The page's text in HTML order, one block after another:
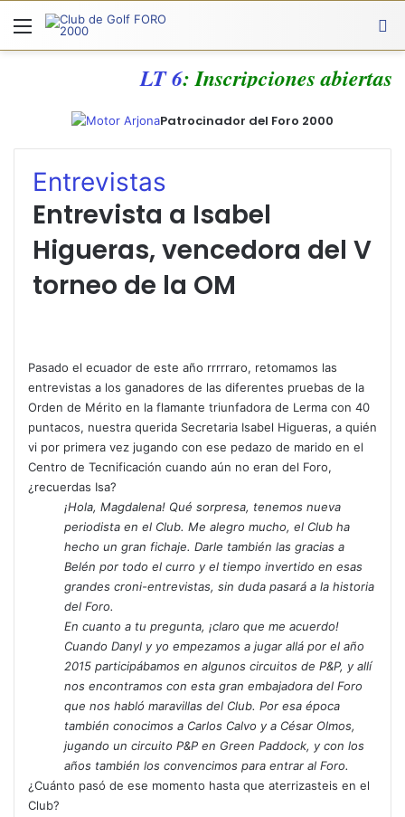
Menú
LT 6: Inscripciones abiertas
Patrocinador del Foro 2000
Entrevistas
Entrevista a Isabel
Higueras, vencedora del V
torneo de la OM
Pasado el ecuador de este año rrrrraro, retomamos las
entrevistas a los ganadores de las diferentes pruebas de la
Orden de Mérito en la flamante triunfadora de Lerma con 40
puntacos, nuestra querida Secretaria Isabel Higueras, a quién
vi por primera vez jugando con ese pedazo de marido en el
Centro de Tecnificación cuando aún no eran del Foro,
¿recuerdas Isa?
¡Hola, Magdalena! Qué sorpresa, tenemos nueva
periodista en el Club. Me alegro mucho, el Club ha
hecho un gran fichaje. Darle también las gracias a
Belén por todo el curro y el tiempo invertido en esas
grandes croni-entrevistas, sin duda pasará a la historia
del Foro.
En cuanto a tu pregunta, ¡claro que me acuerdo!
Cuando Danyl y yo empezamos a jugar allá por el año
2015 participábamos en algunos circuitos de P&P, y allí
nos encontramos con esta gran embajadora del Foro
que nos habló maravillas del Club. Por esa época
también conocimos a Carlos Calvo y a César Olmos,
jugando un circuito P&P en Green Paddock, y con los
años también los convencimos para entrar al Foro.
¿Cuánto pasó de ese momento hasta que aterrizasteis en el
Club?